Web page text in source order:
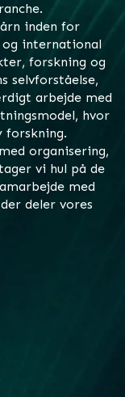
inden for
og international
forskning og
selvforståelse,
arbejde med
hvor
forskning.
organisering,
vi hul på de
med
deler vores